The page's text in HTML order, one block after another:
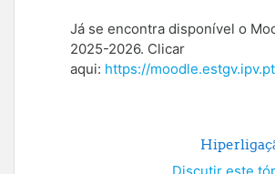
Já se encontra disponível o
2025-2026. Clicar
aqui: https://